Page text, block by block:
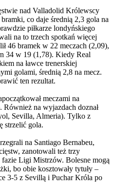
nad Valladolid Królewscy
co daje średnią 2,3 gola na
piłkarze londyńskiego
na to trzech spotkań więcej
46 bramek w 22 meczach (2,09),
34 w 19 (1,78). Kiedy Real
na ławce trenerskiej
golami, średnią 2,8 na mecz.
ten rezultat.
meczami na
na wyjazdach doznał
Sevilla, Almeria). Tylko z
strzelić gola.
na Santiago Bernabeu,
zanotowali też trzy
Ligi Mistrzów. Bolesne mogą
bo obie kosztowały tytuły –
3-5 z Sevillą i Puchar Króla po